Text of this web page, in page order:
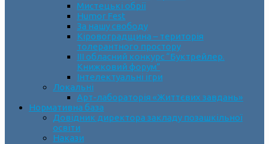
Мистецькі обрії
Humor Fest
За нашу свободу
Кіровоградщина – територія
толерантного простору
ІII обласний конкурс “Буктрейлер.
Книжковий форум”
Інтелектуальні ігри
Локальні
Арт-лабораторія «Життєвих завдань»
Нормативна база
Довідник директора закладу позашкільної
освіти
Накази